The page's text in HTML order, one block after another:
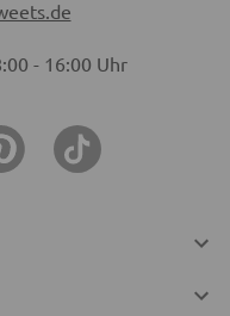
- 16:00 Uhr